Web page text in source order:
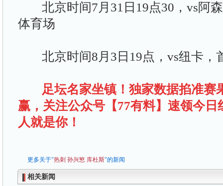
北京时间7月31日19点30，vs阿
体育场
北京时间8月3日19点，vs纽卡，
足坛名家坐镇！独家数据掐准赛
赢，关注公众号【77有料】速领今
人就是你！
更多关于"热刺 孙兴慜 库杜斯"的新闻
相关新闻